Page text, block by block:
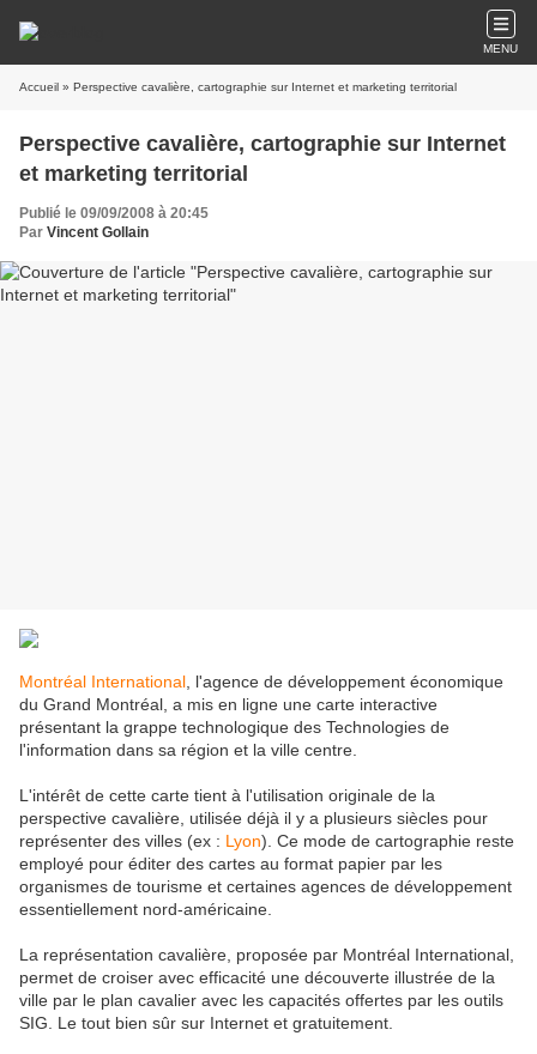
MENU
Accueil » Perspective cavalière, cartographie sur Internet et marketing territorial
Perspective cavalière, cartographie sur Internet
et marketing territorial
Publié le 09/09/2008 à 20:45
Par Vincent Gollain
Montréal International , l'agence de développement économique
du Grand Montréal, a mis en ligne une carte interactive
présentant la grappe technologique des Technologies de
l'information dans sa région et la ville centre.
L'intérêt de cette carte tient à l'utilisation originale de la
perspective cavalière, utilisée déjà il y a plusieurs siècles pour
représenter des villes (ex : Lyon). Ce mode de cartographie reste
employé pour éditer des cartes au format papier par les
organismes de tourisme et certaines agences de développement
essentiellement nord-américaine.
La représentation cavalière, proposée par Montréal International,
permet de croiser avec efficacité une découverte illustrée de la
ville par le plan cavalier avec les capacités offertes par les outils
SIG. Le tout bien sûr sur Internet et gratuitement.